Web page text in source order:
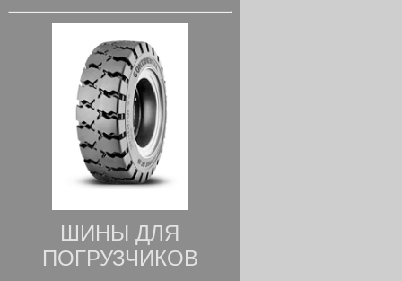
ШИНЫ ДЛЯ
ПОГРУЗЧИКОВ